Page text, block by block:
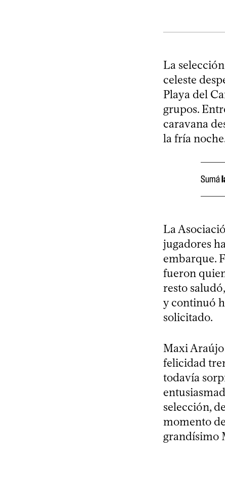
La
celeste
Playa del
grupos.
caravana
la fría
Sumá
La
jugadores
embarque.
fueron
resto
y continuó
solicitado.
Maxi
felicidad
todavía
selección,
momento
grandísimo